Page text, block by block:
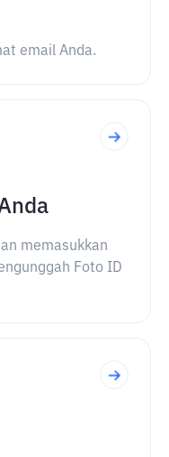
email Anda.
memasukkan
Foto ID